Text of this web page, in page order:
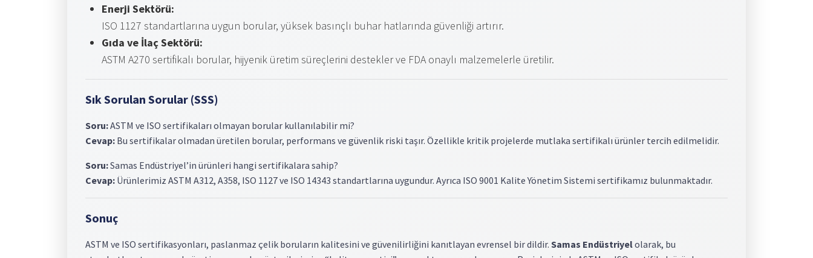
Enerji Sektörü:
ISO 1127 standartlarına uygun borular, yüksek basınçlı buhar hatlarında güvenliği artırır.
Gıda ve İlaç Sektörü:
ASTM A270 sertifikalı borular, hijyenik üretim süreçlerini destekler ve FDA onaylı malzemelerle üretilir.
Sık Sorulan Sorular (SSS)
Soru:ASTM ve ISO sertifikaları olmayan borular kullanılabilir mi?
Cevap: Bu sertifikalar olmadan üretilen borular, performans ve güvenlik riski taşır. Özellikle kritik projelerde mutlaka sertifikalı ürünler tercih edilmelidir.
Soru:Samas Endüstriyel’in ürünleri hangi sertifikalara sahip?
Cevap: Ürünlerimiz ASTM A312, A358, ISO 1127 ve ISO 14343 standartlarına uygundur. Ayrıca ISO 9001 Kalite Yönetim Sistemi sertifikamız bulunmaktadır.
Sonuç
ASTM ve ISO sertifikasyonları, paslanmaz çelik boruların kalitesini ve güvenilirliğini kanıtlayan evrensel bir dildir. Samas Endüstriyelolarak, bu